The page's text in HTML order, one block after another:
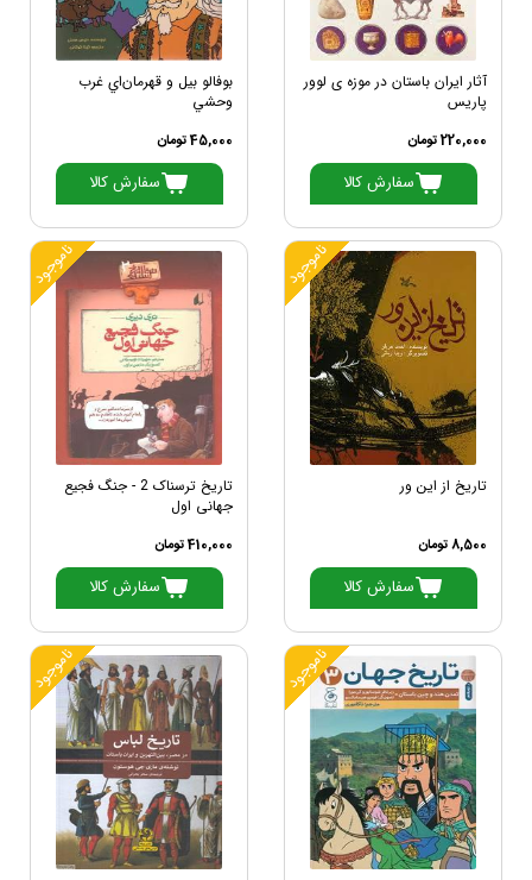
آثار ایران باستان در موزه ی لوور
پاریس
220,000 تومان
سفارش کالا
بوفالو بيل و قهرمان‌اي غرب
وحشي
45,000 تومان
سفارش کالا
ناموجود
تاریخ از این ور
8,500 تومان
سفارش کالا
ناموجود
تاریخ ترسناک 2 - جنگ فجیع
جهانی اول
410,000 تومان
سفارش کالا
ناموجود ناموجود